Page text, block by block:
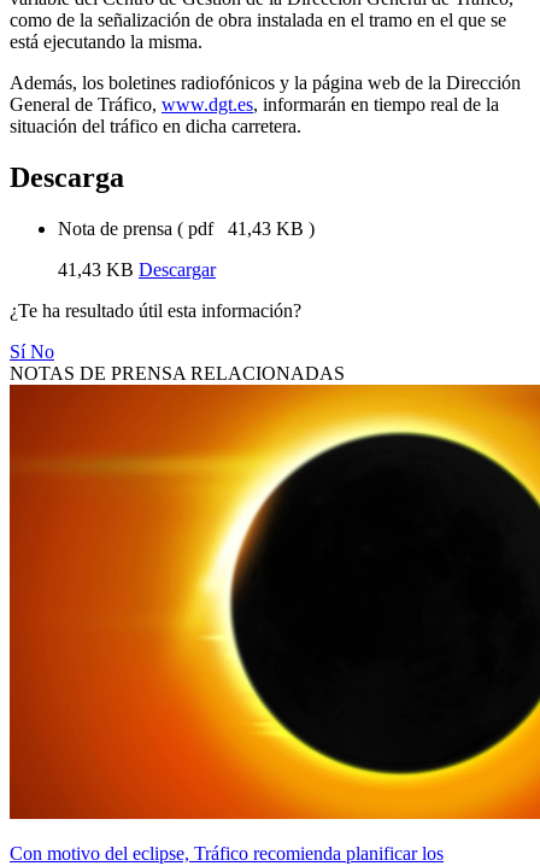
como de la señalización de obra instalada en el tramo en el que se
está ejecutando la misma.
Además, los boletines radiofónicos y la página web de la Dirección
General de Tráfico, www.dgt.es, informarán en tiempo real de la
situación del tráfico en dicha carretera.
Descarga
Nota de prensa ( pdf 41,43 KB )
41,43 KB Descargar
¿Te ha resultado útil esta información?
SíNo
NOTAS DE PRENSA RELACIONADAS
Con motivo del eclipse, Tráfico recomienda planificar los